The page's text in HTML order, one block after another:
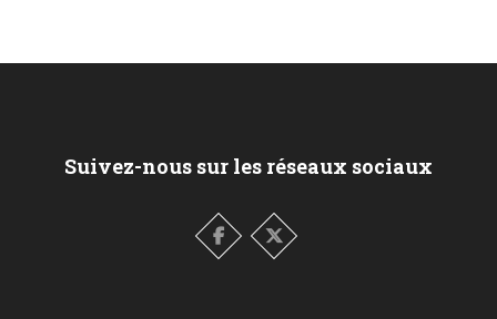
Suivez-nous sur les réseaux sociaux